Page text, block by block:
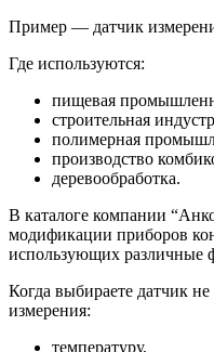
Пример — датчик
Где используются:
пищевая
строительная
полимерная
производство
деревообработка.
В каталоге компании
модификации приборов
использующих различные
Когда выбираете датчик не
измерения:
температуру,